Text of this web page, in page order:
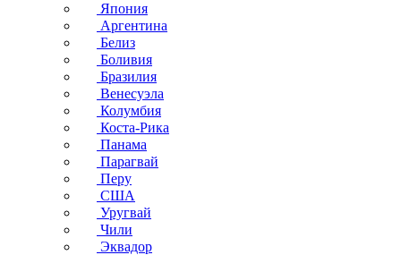
Япония
Аргентина
Белиз
Боливия
Бразилия
Венесуэла
Колумбия
Коста-Рика
Панама
Парагвай
Перу
США
Уругвай
Чили
Эквадор